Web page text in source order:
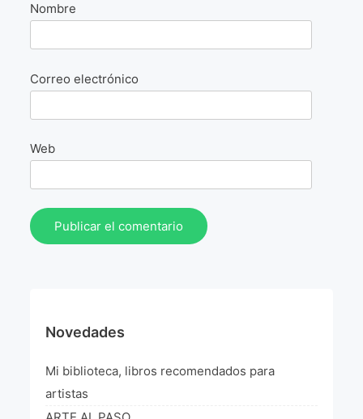
Fundación Colombia
Blog
Nombre
Correo electrónico
Web
Novedades
Mi biblioteca, libros recomendados para
artistas